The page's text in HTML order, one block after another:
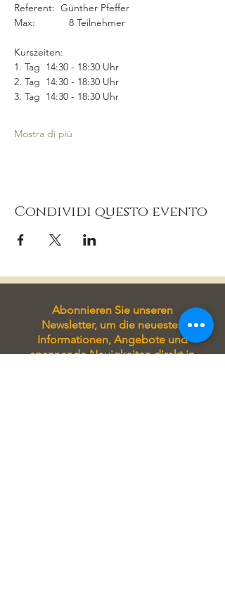
Referent:  Günther Pfeffer
Max:            8 Teilnehmer
Kurszeiten:
1. Tag  14:30 - 18:30 Uhr
2. Tag  14:30 - 18:30 Uhr
3. Tag  14:30 - 18:30 Uhr
Mostra di più
Condividi questo evento
Abonnieren Sie unseren
Newsletter, um die neuesten
Informationen, Angebote und
spannende Neuigkeiten direkt in